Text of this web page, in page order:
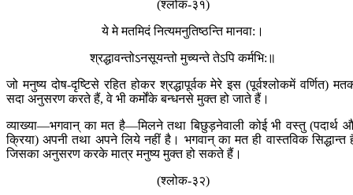
(श्लोक-३१)
ये मे मतमिदं नित्य‍‍‍मनुतिष्ठन्ति मानवा:।
श्रद्धावन्तोऽनसूयन्तो मुच्यन्ते तेऽपि कर्मभि:॥
जो मनुष्य दोष-दृष्टिसे रहित होकर श्रद्धापूर्वक मेरे इस (पूर्वश्लोकमें वर्णित)
सदा अनुसरण करते हैं, वे भी कर्मोंके बन्धनसे मुक्त हो जाते हैं।
व्याख्या—भगवान् का मत है—मिलने तथा बिछुड़नेवाली कोई भी वस्तु (पदार्थ
क्रिया) अपनी तथा अपने लिये नहीं है। भगवान् का मत ही वास्तविक सिद्धान्त
जिसका अनुसरण करके मात्र मनुष्य मुक्त हो सकते हैं।
(श्लोक-३२)